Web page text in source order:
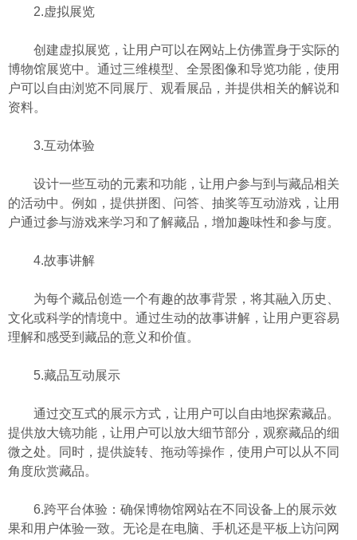
2.虚拟展览
创建虚拟展览，让用户可以在网站上仿佛置身于实际的
博物馆展览中。通过三维模型、全景图像和导览功能，使用
户可以自由浏览不同展厅、观看展品，并提供相关的解说和
资料。
3.互动体验
设计一些互动的元素和功能，让用户参与到与藏品相关
的活动中。例如，提供拼图、问答、抽奖等互动游戏，让用
户通过参与游戏来学习和了解藏品，增加趣味性和参与度。
4.故事讲解
为每个藏品创造一个有趣的故事背景，将其融入历史、
文化或科学的情境中。通过生动的故事讲解，让用户更容易
理解和感受到藏品的意义和价值。
5.藏品互动展示
通过交互式的展示方式，让用户可以自由地探索藏品。
提供放大镜功能，让用户可以放大细节部分，观察藏品的细
微之处。同时，提供旋转、拖动等操作，使用户可以从不同
角度欣赏藏品。
6.跨平台体验：确保博物馆网站在不同设备上的展示效
果和用户体验一致。无论是在电脑、手机还是平板上访问网